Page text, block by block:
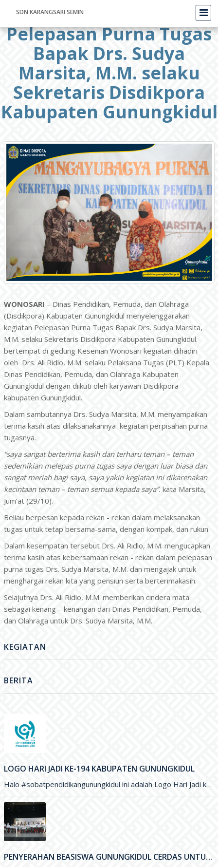
SDN KARANGSARI SEMIN
Pelepasan Purna Tugas
Bapak Drs. Sudya
Marsita, M.M. selaku
Sekretaris Disdikpora
Kabupaten Gunungkidul
WONOSARI – Dinas Pendidikan, Pemuda, dan Olahraga
(Disdikpora) Kabupaten Gunungkidul menyelenggarakan
kegiatan Pelepasan Purna Tugas Bapak Drs. Sudya Marsita,
M.M. selaku Sekretaris Disdikpora Kabupaten Gunungkidul.
bertempat di gedung Kesenian Wonosari kegiatan dihadiri
oleh Drs. Ali Ridlo, M.M. selaku Pelaksana Tugas (PLT) Kepala
Dinas Pendidikan, Pemuda, dan Olahraga Kabupaten
Gunungkidul dengan diikuti oleh karyawan Disdikpora
kabupaten Gunungkidul.
Dalam sambutannya Drs. Sudya Marsita, M.M. menyampaikan
terima kasih atas dilaksanakannya kegiatan perpisahan purna
tugasnya.
“saya sangat berterima kasih dan terharu teman – teman
sedemikian melepas purna tugas saya dengan luar biasa dan
sangat meriah bagi saya, saya yakin kegiatan ini dikarenakan
kecintaan teman – teman semua kepada saya”. kata Marsita,
Jum’at (29/10).
Beliau berpesan kepada rekan - rekan dalam melaksanakan
tugas untuk tetap bersama-sama, dengan kompak, dan rukun.
Dalam kesempatan tersebut Drs. Ali Ridlo, M.M. mengucapkan
terima kasih atas kebersamaan rekan - rekan dalam pelepasan
purna tugas Drs. Sudya Marsita, M.M. dan mengajak untuk
menghargai rekan kita yang pensiun serta berterimakasih.
Selajutnya Drs. Ali Ridlo, M.M. memberikan cindera mata
sebagai kenang – kenangan dari Dinas Pendidikan, Pemuda,
dan Olahraga untuk Drs. Sudya Marsita, M.M.
KEGIATAN
BERITA
LOGO HARI JADI KE-194 KABUPATEN GUNUNGKIDUL
Halo #sobatpendidikangunungkidul ini adalah Logo Hari Jadi ke-194 Kabupaten Gunungkidul yang merupakan karya Saudara Blasius Yudhatama dengan mengusung tema
PENYERAHAN BEASISWA GUNUNGKIDUL CERDAS UNTUK PENINGKATAN KUALITAS PENDIDIKAN DI KABUPATEN GUNUNGKIDUL